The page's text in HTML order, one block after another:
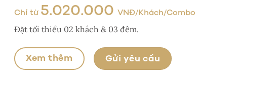
Chỉ từ 5.020.000 VNĐ/Khách/Combo
Đặt tối thiểu 02 khách & 03 đêm.
Xem thêm Gửi yêu cầu